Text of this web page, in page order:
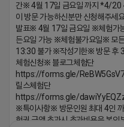
간※ 4월 17일 금요일 까지 *4/
이 방문 가능하신분만 신청해주세
발표※ 4월 17일 금요일 ※체험가
든요일 가능 ※체험불가요일※ 모
13:30 불가 ※작성기한※ 방문 후 3
체험신청※ 블로그체험단
https://forms.gle/
릴스체험단
https://forms.gle/
※특이사항※ 방문인원 최대 4인
험권 금액 초과시 초과비용은 본인